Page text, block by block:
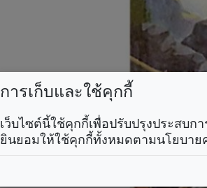
การเก็บและใช้คุกกี้
เว็บไซต์นี้ใช้คุกกี้เพื่อปรับปรุงประสบ
ยินยอมให้ใช้คุกกี้ทั้งหมดตามนโยบาย